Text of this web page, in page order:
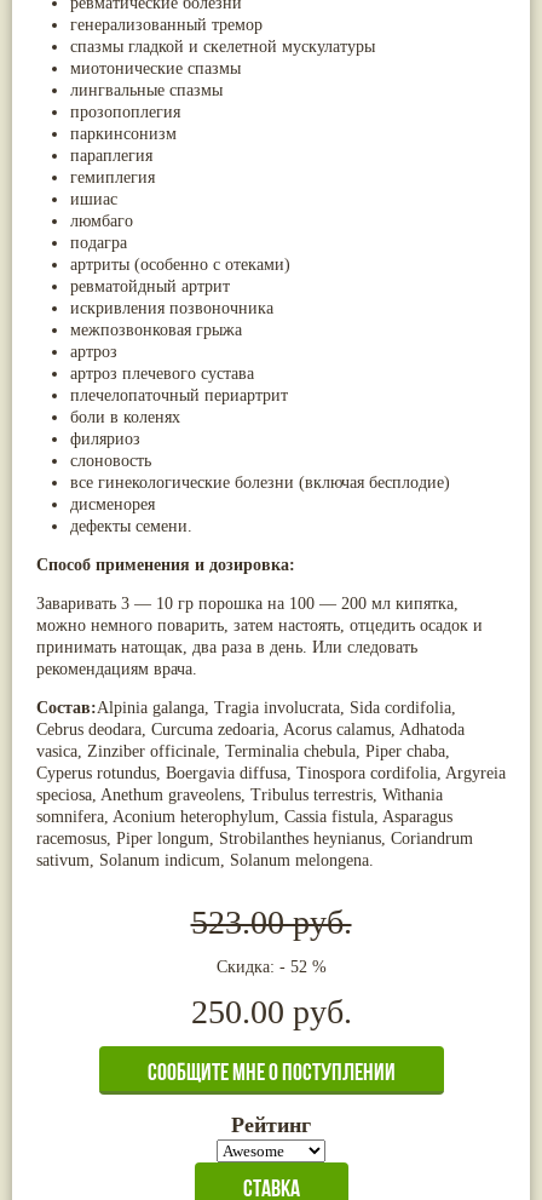
генерализованный тремор
спазмы гладкой и скелетной мускулатуры
миотонические спазмы
лингвальные спазмы
прозопоплегия
паркинсонизм
параплегия
гемиплегия
ишиас
люмбаго
подагра
артриты (особенно с отеками)
ревматойдный артрит
искривления позвоночника
межпозвонковая грыжа
артроз
артроз плечевого сустава
плечелопаточный периартрит
боли в коленях
филяриоз
слоновость
все гинекологические болезни (включая бесплодие)
дисменорея
дефекты семени.
Способ применения и дозировка:
Заваривать 3 — 10 гр порошка на 100 — 200 мл кипятка,
можно немного поварить, затем настоять, отцедить осадок и
принимать натощак, два раза в день. Или следовать
рекомендациям врача.
Состав:Alpinia galanga, Tragia involucrata, Sida cordifolia,
Cebrus deodara, Curcuma zedoaria, Acorus calamus, Adhatoda
vasica, Zinziber officinale, Terminalia chebula, Piper chaba,
Cyperus rotundus, Boergavia diffusa, Tinospora cordifolia, Argyreia
speciosa, Anethum graveolens, Tribulus terrestris, Withania
somnifera, Aconium heterophylum, Cassia fistula, Asparagus
racemosus, Piper longum, Strobilanthes heynianus, Coriandrum
sativum, Solanum indicum, Solanum melongena.
523.00 руб.
Скидка: - 52 %
250.00 руб.
Рейтинг
Паслён черный
(12)
Коричник цейлонский
Сверция
Виноград
Каменная соль
Мукуна жгучая
Патала (11)
Перец чаба
(11)
Соссюрея/кушта
Турпет(11)
Асафетида
Пармелия
Тмин обыкновенный
Ашока
Вишня гималайская
Птерокарпус мешковидный
Юстиция сосудистая/Васака
Жасмин(8)
Касторовое масло (8)
Кутаки(8)
Мята(8)
Пушкара(8)